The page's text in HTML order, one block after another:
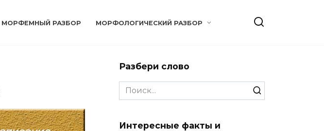
МОРФЕМНЫЙ РАЗБОР МОРФОЛОГИЧЕСКИЙ РАЗБОР
Разбери слово
Search
for:
Интересные факты и